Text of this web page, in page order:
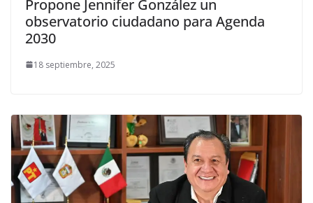
Propone Jennifer González un
observatorio ciudadano para Agenda
2030
18 septiembre, 2025